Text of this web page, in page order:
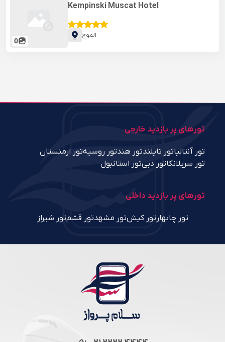
0
Kempinski Muscat Hotel
الموج
تورهای پر بازدید خارجی
تور آنتالیاتور تایلندتور هندتور روسیهتور ارمنستان
تور سریلانکاتور دبیتور استانبول
تورهای پر بازدید داخلی
تور چابهار تور کیشتور مشهدتور قشمتور شیراز